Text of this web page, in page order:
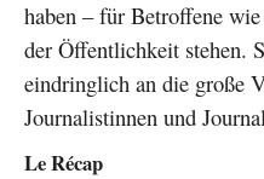
haben – für Betroffene
der Öffentlichkeit stehen.
eindringlich an die große
Journalistinnen und
Le Récap